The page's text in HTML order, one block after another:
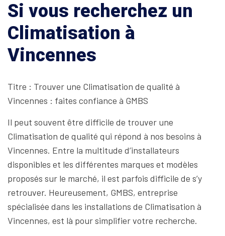
Si vous recherchez un
Climatisation à
Vincennes
Titre : Trouver une Climatisation de qualité à
Vincennes : faites confiance à GMBS
Il peut souvent être difficile de trouver une
Climatisation de qualité qui répond à nos besoins à
Vincennes. Entre la multitude d’installateurs
disponibles et les différentes marques et modèles
proposés sur le marché, il est parfois difficile de s’y
retrouver. Heureusement, GMBS, entreprise
spécialisée dans les installations de Climatisation à
Vincennes, est là pour simplifier votre recherche.